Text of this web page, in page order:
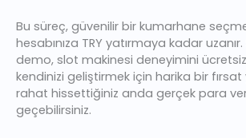
Bu süreç, güvenilir bir kumarhane
hesabınıza TRY yatırmaya kadar
demo, slot makinesi deneyimini
kendinizi geliştirmek için harika bir fırsat
rahat hissettiğiniz anda gerçek para
geçebilirsiniz.